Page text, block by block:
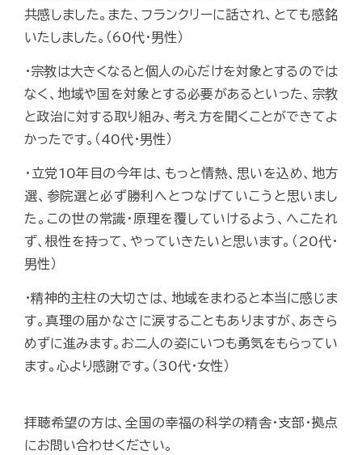
共感しました。また、フランクリーに話され、とても感銘
いたしました。（60代・男性）
・宗教は大きくなると個人の心だけを対象とするのでは
なく、地域や国を対象とする必要があるといった、宗教
と政治に対する取り組み、考え方を聞くことができてよ
かったです。（40代・男性）
・立党10年目の今年は、もっと情熱、思いを込め、地方
選、参院選と必ず勝利へとつなげていこうと思いまし
た。この世の常識・原理を覆していけるよう、へこたれ
ず、根性を持って、やっていきたいと思います。（20代・
男性）
・精神的主柱の大切さは、地域をまわると本当に感じま
す。真理の届かなさに涙することもありますが、あきら
めずに進みます。お二人の姿にいつも勇気をもらってい
ます。心より感謝です。（30代・女性）
拝聴希望の方は、全国の幸福の科学の精舎・支部・拠点
にお問い合わせください。